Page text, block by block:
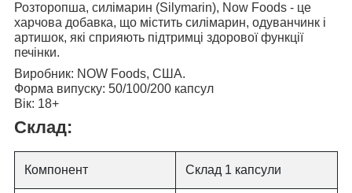
Розторопша, силімарин (Silymarin), Now Foods - це
харчова добавка, що містить силімарин, одуванчинк і
артишок, які сприяють підтримці здорової функції
печінки.
Виробник: NOW Foods, США.
Форма випуску: 50/100/200 капсул
Вік: 18+
Склад:
Компонент Склад 1 капсули